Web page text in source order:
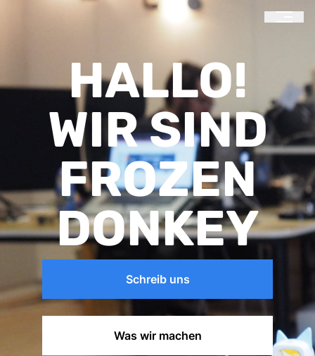
HALLO!
WIR SIND
FROZEN
DONKEY
Schreib uns
Was wir machen